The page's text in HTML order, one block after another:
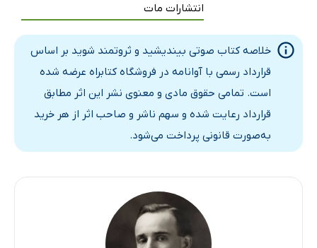
انتشارات مات
خلاصه کتاب صوتی بیندیشید و ثروتمند شوید بر اساس
قرارداد رسمی با آوانامه در فروشگاه کتابراه عرضه شده
است. تمامی حقوق مادی و معنوی نشر این اثر مطابق
قرارداد رعایت شده و سهم ناشر و صاحب اثر از هر خرید
به‌صورت قانونی پرداخت می‌شود.